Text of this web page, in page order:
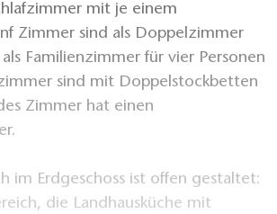
mit je einem
Zimmer sind als Doppelzimmer
Familienzimmer für vier Personen
sind mit Doppelstockbetten
Zimmer hat einen
im Erdgeschoss ist offen gestaltet:
die Landhausküche mit